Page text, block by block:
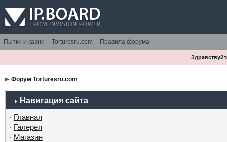
Пытки и казни Torturesru.com Правила форума
Форум Torturesru.com
Навигация сайта
· Главная
· Галерея
· Магазин